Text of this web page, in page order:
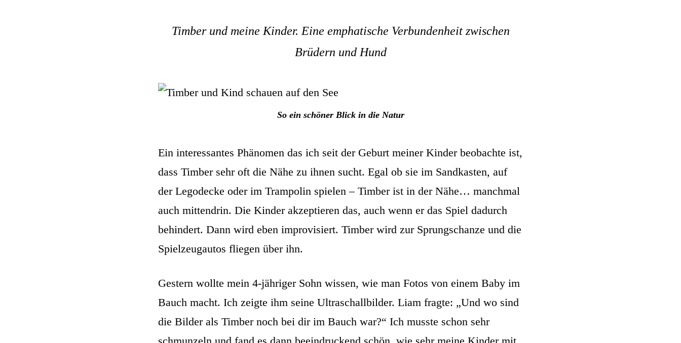
Timber und meine Kinder. Eine emphatische Verbundenheit zwischen
Brüdern und Hund
So ein schöner Blick in die Natur
Ein interessantes Phänomen das ich seit der Geburt meiner Kinder beobachte ist,
dass Timber sehr oft die Nähe zu ihnen sucht. Egal ob sie im Sandkasten, auf
der Legodecke oder im Trampolin spielen – Timber ist in der Nähe… manchmal
auch mittendrin. Die Kinder akzeptieren das, auch wenn er das Spiel dadurch
behindert. Dann wird eben improvisiert. Timber wird zur Sprungschanze und die
Spielzeugautos fliegen über ihn.
Gestern wollte mein 4-jähriger Sohn wissen, wie man Fotos von einem Baby im
Bauch macht. Ich zeigte ihm seine Ultraschallbilder. Liam fragte: „Und wo sind
die Bilder als Timber noch bei dir im Bauch war?“ Ich musste schon sehr